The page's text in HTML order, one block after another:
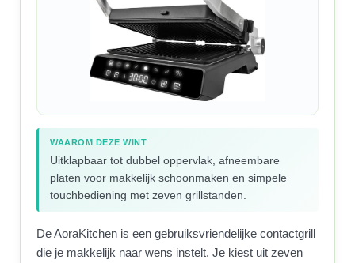
WAAROM DEZE WINT
Uitklapbaar tot dubbel oppervlak, afneembare
platen voor makkelijk schoonmaken en simpele
touchbediening met zeven grillstanden.
De AoraKitchen is een gebruiksvriendelijke contactgrill
die je makkelijk naar wens instelt. Je kiest uit zeven